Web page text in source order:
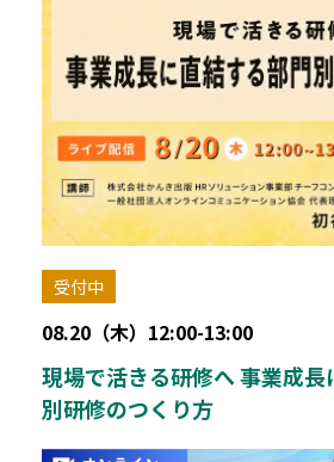
受付中
08.20（木）12:00-13:00
現場で活きる研修へ 事業成
別研修のつくり方